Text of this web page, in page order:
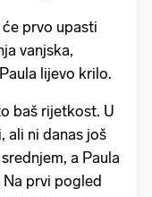
prvo upasti
vanjska,
lijevo krilo.
baš rijetkost. U
ali ni danas još
a Paula
prvi pogled